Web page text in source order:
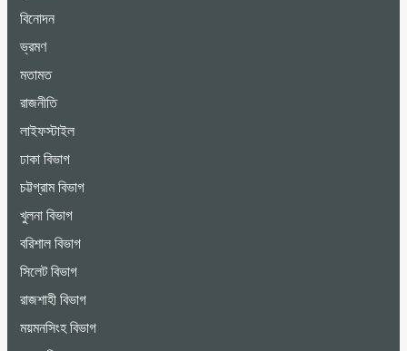
বিনোদন
ভ্রমণ
মতামত
রাজনীতি
লাইফস্টাইল
ঢাকা বিভাগ
চট্টগ্রাম বিভাগ
খুলনা বিভাগ
বরিশাল বিভাগ
সিলেট বিভাগ
রাজশাহী বিভাগ
ময়মনসিংহ বিভাগ